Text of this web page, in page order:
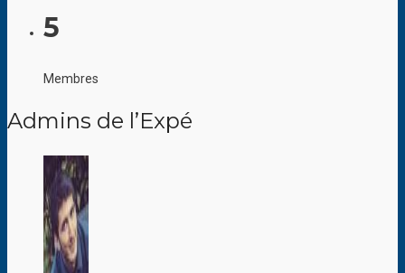
5
Membres
Admins de l’Expé